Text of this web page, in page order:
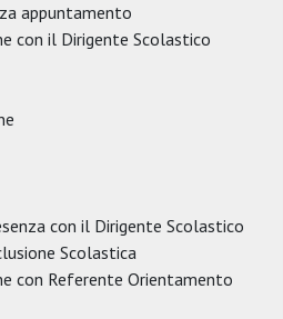
appuntamento
con il Dirigente Scolastico
con il Dirigente Scolastico
Scolastica
con Referente Orientamento